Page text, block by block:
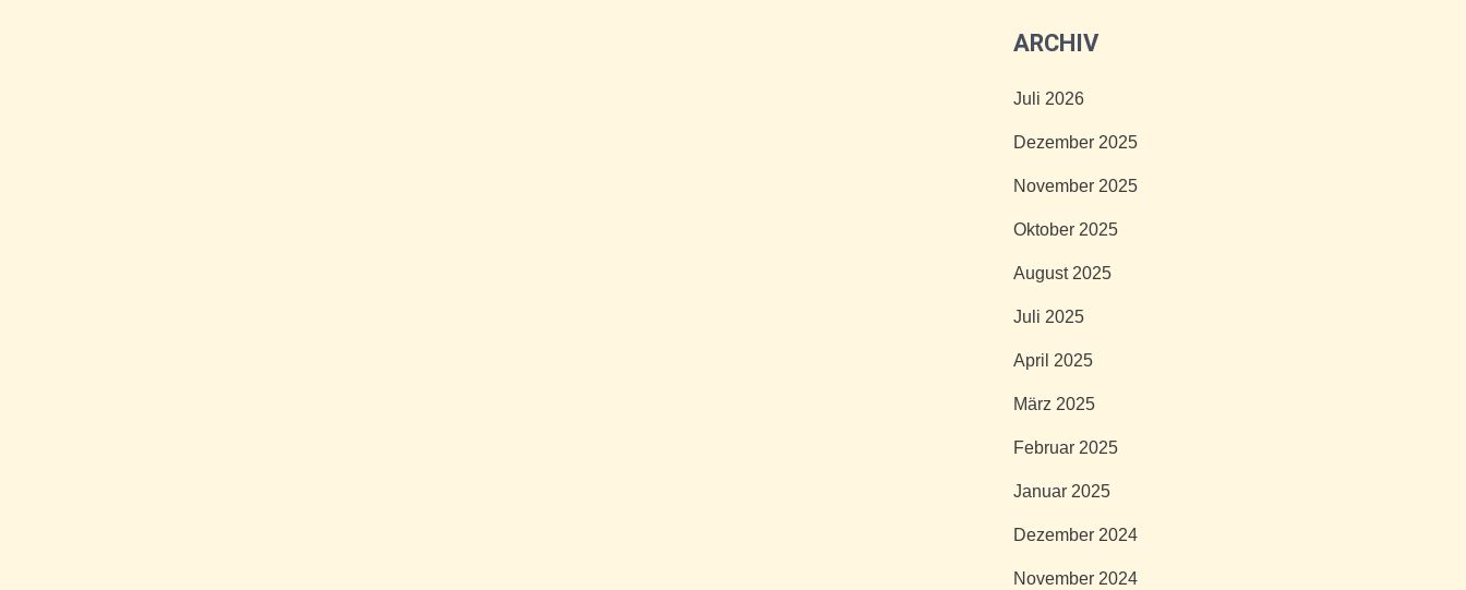
ARCHIV
Juli 2026
Dezember 2025
November 2025
Oktober 2025
August 2025
Juli 2025
April 2025
März 2025
Februar 2025
Januar 2025
Dezember 2024
November 2024